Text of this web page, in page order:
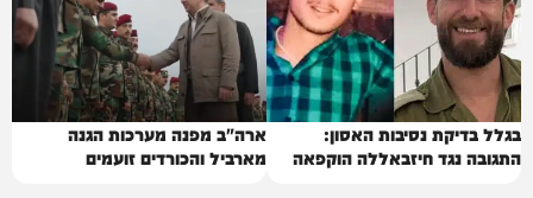
בגלל בדיקת נסיבות האסון:
התגובה נגד חיזבאללה הוקפאה
ארה"ב מפנה מערכות הגנה
מארביל והכורדים זועמים